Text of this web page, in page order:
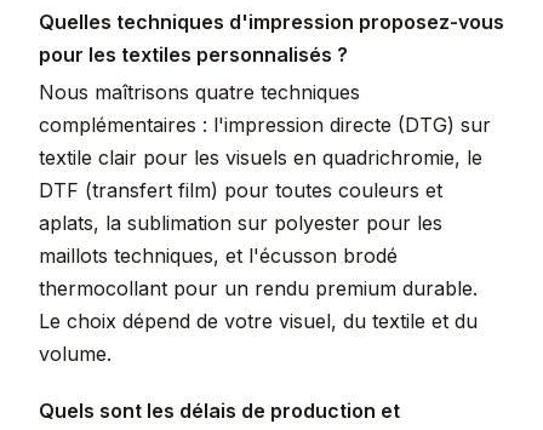
Quelles techniques d'impression proposez-vous
pour les textiles personnalisés ?
Nous maîtrisons quatre techniques
complémentaires : l'impression directe (DTG) sur
textile clair pour les visuels en quadrichromie, le
DTF (transfert film) pour toutes couleurs et
aplats, la sublimation sur polyester pour les
maillots techniques, et l'écusson brodé
thermocollant pour un rendu premium durable.
Le choix dépend de votre visuel, du textile et du
volume.
Quels sont les délais de production et